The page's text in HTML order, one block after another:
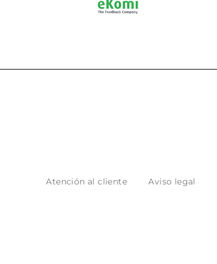
Atención al cliente Aviso legal